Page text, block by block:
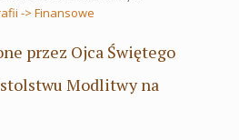
-> Finansowe
przez Ojca Świętego
Modlitwy na